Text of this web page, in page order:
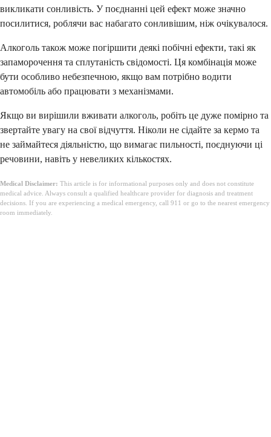
викликати сонливість. У поєднанні цей ефект може значно
посилитися, роблячи вас набагато сонливішим, ніж очікувалося.
Алкоголь також може погіршити деякі побічні ефекти, такі як
запаморочення та сплутаність свідомості. Ця комбінація може
бути особливо небезпечною, якщо вам потрібно водити
автомобіль або працювати з механізмами.
Якщо ви вирішили вживати алкоголь, робіть це дуже помірно та
звертайте увагу на свої відчуття. Ніколи не сідайте за кермо та
не займайтеся діяльністю, що вимагає пильності, поєднуючи ці
речовини, навіть у невеликих кількостях.
Medical Disclaimer: This article is for informational purposes only and does not constitute
medical advice. Always consult a qualified healthcare provider for diagnosis and treatment
decisions. If you are experiencing a medical emergency, call 911 or go to the nearest emergency
room immediately.